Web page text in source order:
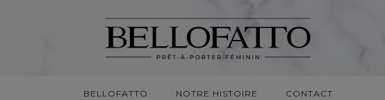
BELLOFATTO NOTRE HISTOIRE CONTACT